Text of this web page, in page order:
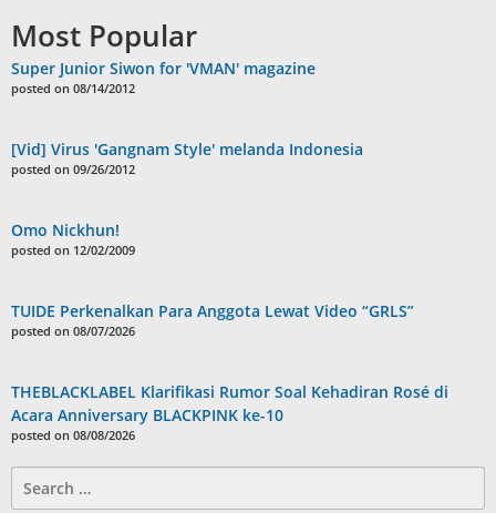
Most Popular
Super Junior Siwon for 'VMAN' magazine
posted on 08/14/2012
[Vid] Virus 'Gangnam Style' melanda Indonesia
posted on 09/26/2012
Omo Nickhun!
posted on 12/02/2009
TUIDE Perkenalkan Para Anggota Lewat Video “GRLS”
posted on 08/07/2026
THEBLACKLABEL Klarifikasi Rumor Soal Kehadiran Rosé di
Acara Anniversary BLACKPINK ke-10
posted on 08/08/2026
for: